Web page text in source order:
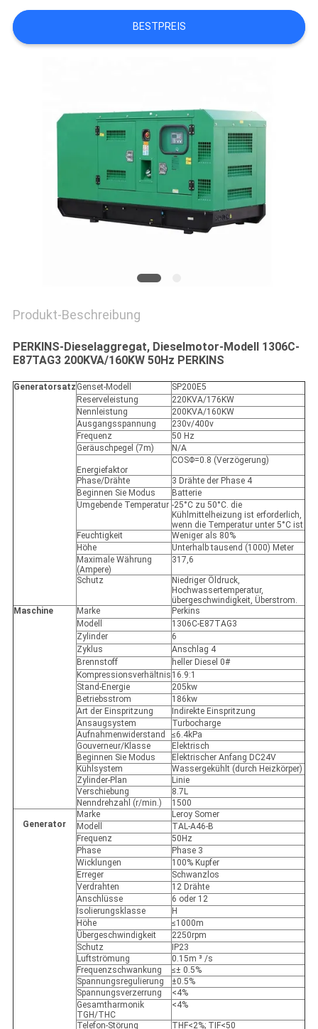
SITEMAP
POLICY
BESTPREIS
Produkt-Beschreibung
PERKINS-Dieselaggregat, Dieselmotor-Modell 1306C-
E87TAG3 200KVA/160KW 50Hz PERKINS
Generatorsatz Genset-Modell
SP200E5
Reserveleistung
220KVA/176KW
Nennleistung
200KVA/160KW
Ausgangsspannung
230v/400v
Frequenz
50 Hz
Geräuschpegel (7m)
N/A
Energiefaktor
COSΦ=0.8 (Verzögerung)
Phase/Drähte
3 Drähte der Phase 4
Beginnen Sie Modus
Batterie
Umgebende Temperatur -25°C zu 50°C. die
Kühlmittelheizung ist erforderlich,
wenn die Temperatur unter 5°C ist
Feuchtigkeit
Weniger als 80%
Höhe
Unterhalb tausend (1000) Meter
Maximale Währung
(Ampere)
317,6
Schutz
Niedriger Öldruck,
Hochwassertemperatur,
übergeschwindigkeit, Überstrom.
Maschine
Marke
Perkins
Modell
1306C-E87TAG3
Zylinder
6
Zyklus
Anschlag 4
Brennstoff
heller Diesel 0#
Kompressionsverhältnis 16.9:1
Stand-Energie
205kw
Betriebsstrom
186kw
Art der Einspritzung
Indirekte Einspritzung
Ansaugsystem
Turbocharge
Aufnahmenwiderstand
≤6.4kPa
Gouverneur/Klasse
Elektrisch
Beginnen Sie Modus
Elektrischer Anfang DC24V
Kühlsystem
Wassergekühlt (durch Heizkörper)
Zylinder-Plan
Linie
Verschiebung
8.7L
Nenndrehzahl (r/min.)
1500
Generator
Marke
Leroy Somer
Modell
TAL-A46-B
Frequenz
50Hz
Phase
Phase 3
Wicklungen
100% Kupfer
Erreger
Schwanzlos
Verdrahten
12 Drähte
Anschlüsse
6 oder 12
Isolierungsklasse
H
Höhe
≤1000m
Übergeschwindigkeit
2250rpm
Schutz
IP23
Luftströmung
0.15m ³ /s
Frequenzschwankung
≤± 0.5%
Spannungsregulierung
±0.5%
Spannungsverzerrung
<4%
Gesamtharmonik
TGH/THC
<4%
Telefon-Störung THF<2%; TIF<50